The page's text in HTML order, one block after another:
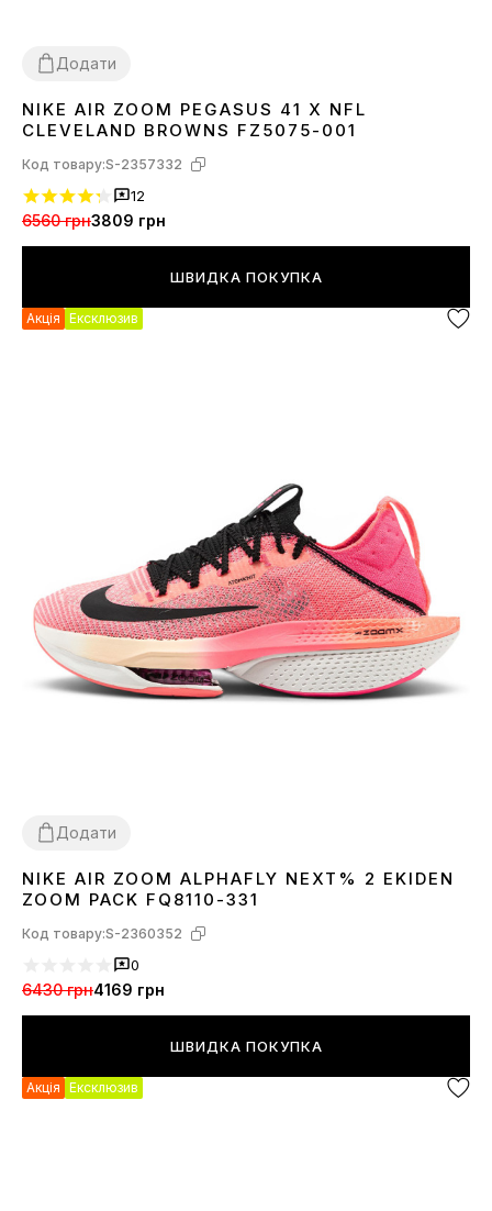
Додати
4445
NIKE AIR ZOOM PEGASUS 41 X NFL
CLEVELAND BROWNS FZ5075-001
Код товару:S-2357332
12
6560 грн3809 грн
ШВИДКА ПОКУПКА
Акція Ексклюзив
Додати
3637 38 39 40
NIKE AIR ZOOM ALPHAFLY NEXT% 2 EKIDEN
ZOOM PACK FQ8110-331
Код товару:S-2360352
0
6430 грн4169 грн
ШВИДКА ПОКУПКА
Акція Ексклюзив